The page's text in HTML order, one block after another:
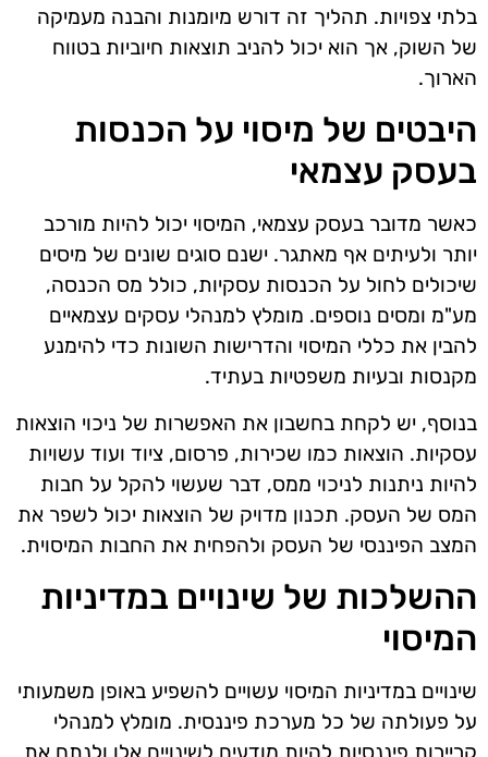
בלתי צפויות. תהליך זה דורש מיומנות והבנה מעמיקה
של השוק, אך הוא יכול להניב תוצאות חיוביות בטווח
הארוך.
היבטים של מיסוי על הכנסות
בעסק עצמאי
כאשר מדובר בעסק עצמאי, המיסוי יכול להיות מורכב
יותר ולעיתים אף מאתגר. ישנם סוגים שונים של מיסים
שיכולים לחול על הכנסות עסקיות, כולל מס הכנסה,
מע"מ ומסים נוספים. מומלץ למנהלי עסקים עצמאיים
להבין את כללי המיסוי והדרישות השונות כדי להימנע
מקנסות ובעיות משפטיות בעתיד.
בנוסף, יש לקחת בחשבון את האפשרות של ניכוי הוצאות
עסקיות. הוצאות כמו שכירות, פרסום, ציוד ועוד עשויות
להיות ניתנות לניכוי ממס, דבר שעשוי להקל על חבות
המס של העסק. תכנון מדויק של הוצאות יכול לשפר את
המצב הפיננסי של העסק ולהפחית את החבות המיסוית.
ההשלכות של שינויים במדיניות
המיסוי
שינויים במדיניות המיסוי עשויים להשפיע באופן משמעותי
על פעולתה של כל מערכת פיננסית. מומלץ למנהלי